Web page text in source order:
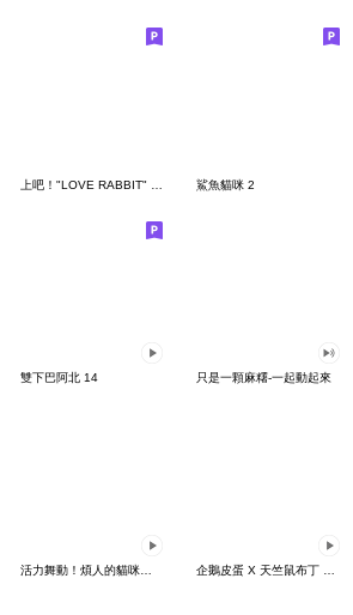
鯊魚貓咪 2
雙下巴阿北 14 只是一顆麻糬-一起動起來
活力舞動！煩人的貓咪★迷你版 2 企鵝皮蛋 X 天竺鼠布丁 有點厭世